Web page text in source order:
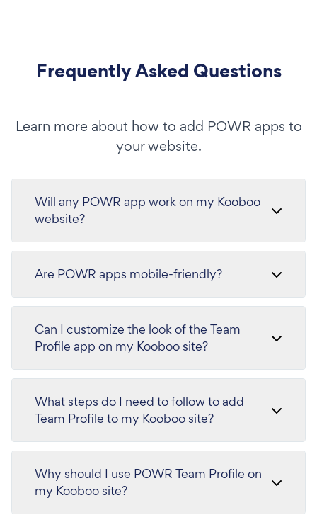
Frequently Asked Questions
Learn more about how to add POWR apps to
your website.
Will any POWR app work on my Kooboo
website?
Are POWR apps mobile-friendly?
Can I customize the look of the Team
Profile app on my Kooboo site?
What steps do I need to follow to add
Team Profile to my Kooboo site?
Why should I use POWR Team Profile on
my Kooboo site?